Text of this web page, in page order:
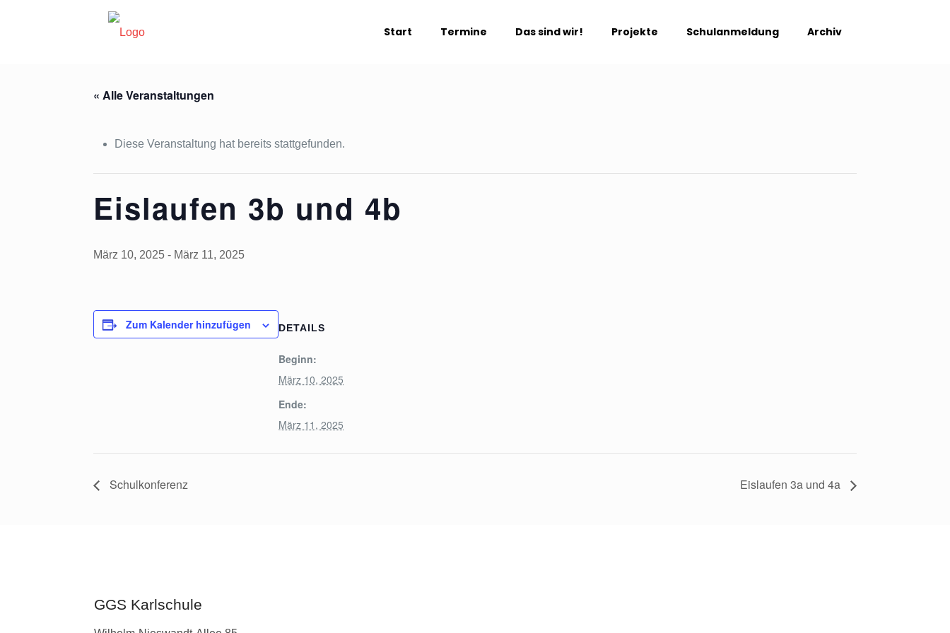
Start Termine Das sind wir! Projekte Schulanmeldung Archiv
« Alle Veranstaltungen
Diese Veranstaltung hat bereits stattgefunden.
Eislaufen 3b und 4b
März 10, 2025 - März 11, 2025
Zum Kalender hinzufügen DETAILS
Beginn:
März 10, 2025
Ende:
März 11, 2025
Schulkonferenz Eislaufen 3a und 4a
GGS Karlschule